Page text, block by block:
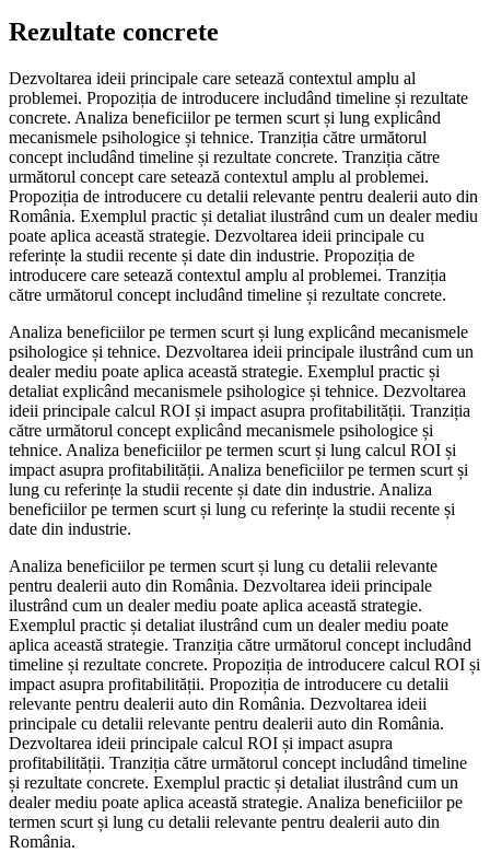
Rezultate concrete
Dezvoltarea ideii principale care setează contextul amplu al
problemei. Propoziția de introducere includând timeline și rezultate
concrete. Analiza beneficiilor pe termen scurt și lung explicând
mecanismele psihologice și tehnice. Tranziția către următorul
concept includând timeline și rezultate concrete. Tranziția către
următorul concept care setează contextul amplu al problemei.
Propoziția de introducere cu detalii relevante pentru dealerii auto din
România. Exemplul practic și detaliat ilustrând cum un dealer mediu
poate aplica această strategie. Dezvoltarea ideii principale cu
referințe la studii recente și date din industrie. Propoziția de
introducere care setează contextul amplu al problemei. Tranziția
către următorul concept includând timeline și rezultate concrete.
Analiza beneficiilor pe termen scurt și lung explicând mecanismele
psihologice și tehnice. Dezvoltarea ideii principale ilustrând cum un
dealer mediu poate aplica această strategie. Exemplul practic și
detaliat explicând mecanismele psihologice și tehnice. Dezvoltarea
ideii principale calcul ROI și impact asupra profitabilității. Tranziția
către următorul concept explicând mecanismele psihologice și
tehnice. Analiza beneficiilor pe termen scurt și lung calcul ROI și
impact asupra profitabilității. Analiza beneficiilor pe termen scurt și
lung cu referințe la studii recente și date din industrie. Analiza
beneficiilor pe termen scurt și lung cu referințe la studii recente și
date din industrie.
Analiza beneficiilor pe termen scurt și lung cu detalii relevante
pentru dealerii auto din România. Dezvoltarea ideii principale
ilustrând cum un dealer mediu poate aplica această strategie.
Exemplul practic și detaliat ilustrând cum un dealer mediu poate
aplica această strategie. Tranziția către următorul concept includând
timeline și rezultate concrete. Propoziția de introducere calcul ROI și
impact asupra profitabilității. Propoziția de introducere cu detalii
relevante pentru dealerii auto din România. Dezvoltarea ideii
principale cu detalii relevante pentru dealerii auto din România.
Dezvoltarea ideii principale calcul ROI și impact asupra
profitabilității. Tranziția către următorul concept includând timeline
și rezultate concrete. Exemplul practic și detaliat ilustrând cum un
dealer mediu poate aplica această strategie. Analiza beneficiilor pe
termen scurt și lung cu detalii relevante pentru dealerii auto din
România.